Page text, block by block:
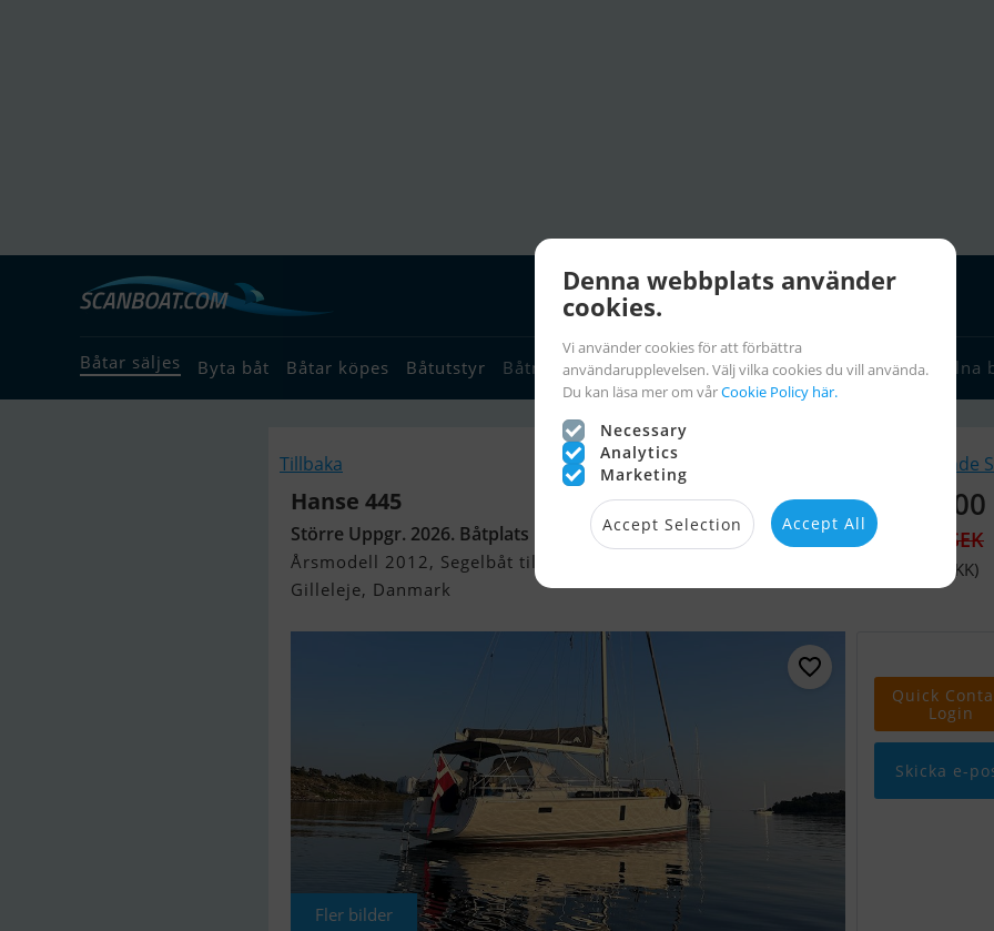
Båtar säljes Byta båt Båtar köpes Båtutstyr Båtmäklare Seglarlänkar Chartra Seglarinfo Stulna
Tillbaka Liknande
Hanse 445
Större Uppgr. 2026. Båtplats i Gilleleje Kan Medfölja
Årsmodell 2012, Segelbåt till salu
Gilleleje, Danmark
2 577 300
2 622 140 SEK
(1 783 000 DKK)
Fler bilder
Quick
Login
Skicka e-
Denna webbplats använder
cookies.
Vi använder cookies för att förbättra
användarupplevelsen. Välj vilka cookies du vill använda.
Du kan läsa mer om vårCookie Policy här.
Necessary
Analytics
Marketing
Accept Selection Accept All